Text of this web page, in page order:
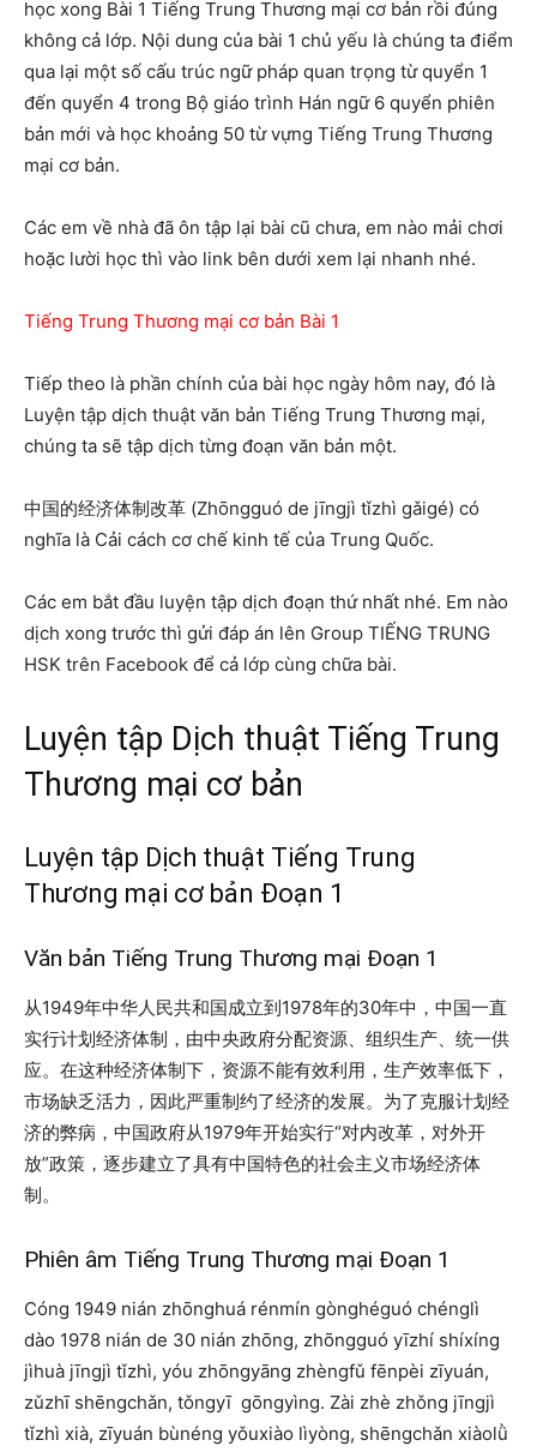
học xong Bài 1 Tiếng Trung Thương mại cơ bản rồi đúng
không cả lớp. Nội dung của bài 1 chủ yếu là chúng ta điểm
qua lại một số cấu trúc ngữ pháp quan trọng từ quyển 1
đến quyển 4 trong Bộ giáo trình Hán ngữ 6 quyển phiên
bản mới và học khoảng 50 từ vựng Tiếng Trung Thương
mại cơ bản.
Các em về nhà đã ôn tập lại bài cũ chưa, em nào mải chơi
hoặc lười học thì vào link bên dưới xem lại nhanh nhé.
Tiếng Trung Thương mại cơ bản Bài 1
Tiếp theo là phần chính của bài học ngày hôm nay, đó là
Luyện tập dịch thuật văn bản Tiếng Trung Thương mại,
chúng ta sẽ tập dịch từng đoạn văn bản một.
中国的经济体制改革 (Zhōngguó de jīngjì tǐzhì gǎigé) có
nghĩa là Cải cách cơ chế kinh tế của Trung Quốc.
Các em bắt đầu luyện tập dịch đoạn thứ nhất nhé. Em nào
dịch xong trước thì gửi đáp án lên Group TIẾNG TRUNG
HSK trên Facebook để cả lớp cùng chữa bài.
Luyện tập Dịch thuật Tiếng Trung
Thương mại cơ bản
Luyện tập Dịch thuật Tiếng Trung
Thương mại cơ bản Đoạn 1
Văn bản Tiếng Trung Thương mại Đoạn 1
从1949年中华人民共和国成立到1978年的30年中，中国一直
实行计划经济体制，由中央政府分配资源、组织生产、统一供
应。在这种经济体制下，资源不能有效利用，生产效率低下，
市场缺乏活力，因此严重制约了经济的发展。为了克服计划经
济的弊病，中国政府从1979年开始实行“对内改革，对外开
放”政策，逐步建立了具有中国特色的社会主义市场经济体
制。
Phiên âm Tiếng Trung Thương mại Đoạn 1
Cóng 1949 nián zhōnghuá rénmín gònghéguó chénglì
dào 1978 nián de 30 nián zhōng, zhōngguó yīzhí shíxíng
jìhuà jīngjì tǐzhì, yóu zhōngyāng zhèngfǔ fēnpèi zīyuán,
zǔzhī shēngchǎn, tǒngyī gōngyìng. Zài zhè zhǒng jīngjì
tǐzhì xià, zīyuán bùnéng yǒuxiào lìyòng, shēngchǎn xiàolǜ